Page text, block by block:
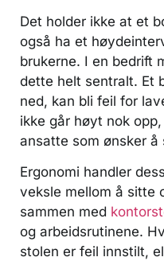
Det holder ikke at et
også ha et
brukerne. I en bedrift
dette helt sentralt. Et
ned, kan bli feil for
ikke går høyt nok
ansatte som ønsker
Ergonomi handler
veksle mellom å sitte
sammen med
og arbeidsrutinene.
stolen er feil innstilt,